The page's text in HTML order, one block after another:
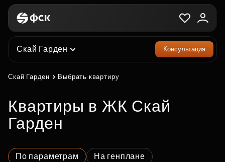
Скай Гарден Консультация
Скай Гарден Выбрать квартиру
квартиры в ЖК Скай
Гарден
По параметрам На генплане